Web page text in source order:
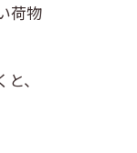
荷物
、